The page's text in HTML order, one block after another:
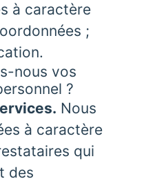
à caractère
;
nous vos
?
Nous
à caractère
qui
des